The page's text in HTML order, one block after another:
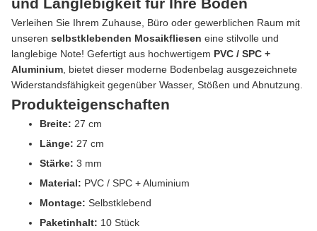
Verleihen Sie Ihrem Zuhause, Büro oder gewerblichen Raum mit
unseren selbstklebenden Mosaikfliesen eine stilvolle und
langlebige Note! Gefertigt aus hochwertigem PVC / SPC +
Aluminium , bietet dieser moderne Bodenbelag ausgezeichnete
Widerstandsfähigkeit gegenüber Wasser, Stößen und Abnutzung.
Produkteigenschaften
Breite: 27 cm
Länge: 27 cm
Stärke: 3 mm
Material: PVC / SPC + Aluminium
Montage: Selbstklebend
Paketinhalt: 10 Stück